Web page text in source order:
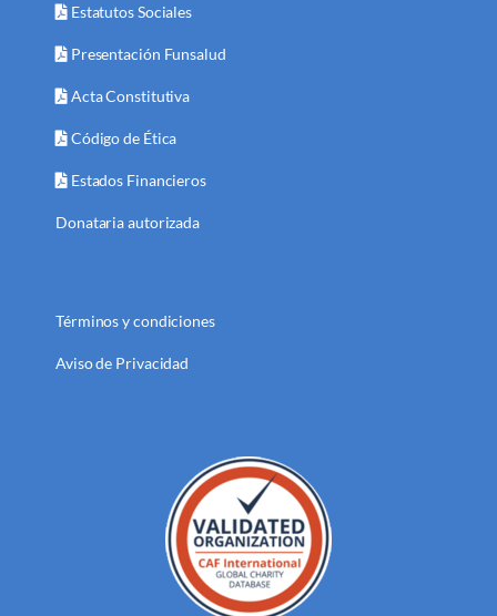
Estatutos Sociales
Presentación Funsalud
Acta Constitutiva
Código de Ética
Estados Financieros
Donataria autorizada
Términos y condiciones
Aviso de Privacidad